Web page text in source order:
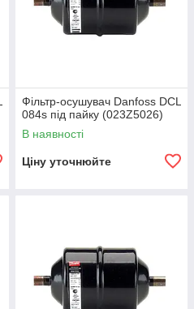
Фільтр-осушувач Danfoss DCL
084s під пайку (023Z5026)
В наявності
Ціну уточнюйте